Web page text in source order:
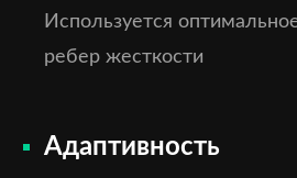
Используется
ребер жесткости
Адаптивность